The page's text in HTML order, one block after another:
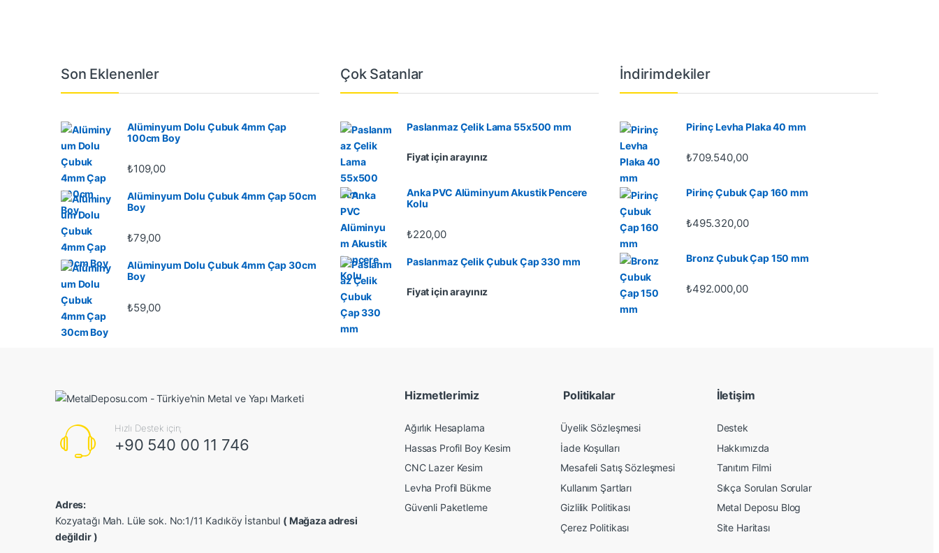
Son Eklenenler
Alüminyum Dolu Çubuk 4mm Çap
100cm Boy
₺109,00
Alüminyum Dolu Çubuk 4mm Çap 50cm
Boy
₺79,00
Alüminyum Dolu Çubuk 4mm Çap 30cm
Boy
₺59,00
Çok Satanlar
Paslanmaz Çelik Lama 55x500 mm
Fiyat için arayınız
Anka PVC Alüminyum Akustik Pencere
Kolu
₺220,00
Paslanmaz Çelik Çubuk Çap 330 mm
Fiyat için arayınız
İndirimdekiler
Pirinç Levha Plaka 40 mm
₺709.540,00
Pirinç Çubuk Çap 160 mm
₺495.320,00
Bronz Çubuk Çap 150 mm
₺492.000,00
Hızlı Destek için;
+90 540 00 11 746
Adres:
Kozyatağı Mah. Lüle sok. No:1/11 Kadıköy İstanbul ( Mağaza adresi
değildir )
Hizmetlerimiz
Ağırlık Hesaplama
Hassas Profil Boy Kesim
CNC Lazer Kesim
Levha Profil Bükme
Güvenli Paketleme
Politikalar
Üyelik Sözleşmesi
İade Koşulları
Mesafeli Satış Sözleşmesi
Kullanım Şartları
Gizlilik Politikası
Çerez Politikası
İletişim
Destek
Hakkımızda
Tanıtım Filmi
Sıkça Sorulan Sorular
Metal Deposu Blog
Site Haritası